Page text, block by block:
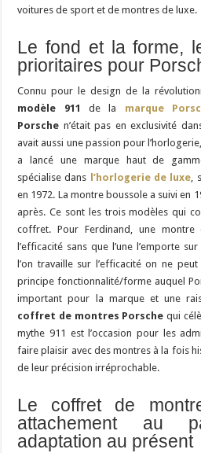
voitures de sport et de montres de luxe.
Le fond et la forme,
prioritaires pour
Connu pour le design de la
modèle 911
de la marque
Porsche n’était pas en exclusivité
avait aussi une passion pour
a lancé une marque haut de
spécialise dans l’horlogerie de luxe,
en 1972. La montre boussole a suivi en
après. Ce sont les trois modèles qui
coffret. Pour Ferdinand, une
l’efficacité sans que l’une l’emporte
l’on travaille sur l’efficacité on ne
principe fonctionnalité/forme auquel
important pour la marque et une
coffret de montres Porsche qui
mythe 911 est l’occasion pour les
faire plaisir avec des montres à la fois
de leur précision irréprochable.
Le coffret de
attachement au
adaptation au présent